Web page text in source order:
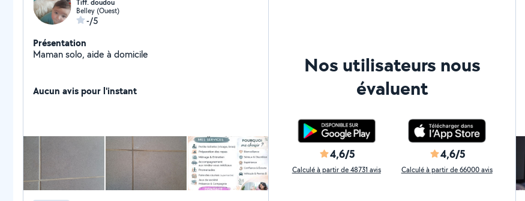
Tiff. doudou
Belley (Ouest)
-/5
Présentation
Maman solo, aide à domicile
Aucun avis pour l'instant
Nos utilisateurs nous
évaluent
4,6/5
Calculé à partir de 48731 avis
4,6/5
Calculé à partir de 66000 avis